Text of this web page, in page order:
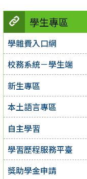
學生專區
學雜費入口網
校務系統－學生端
新生專區
本土語言專區
自主學習
學習歷程服務平臺
獎助學金申請